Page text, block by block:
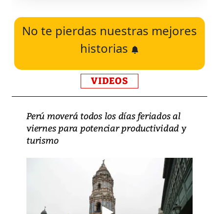
No te pierdas nuestras mejores
historias
VIDEOS
Perú moverá todos los días feriados al
viernes para potenciar productividad y
turismo